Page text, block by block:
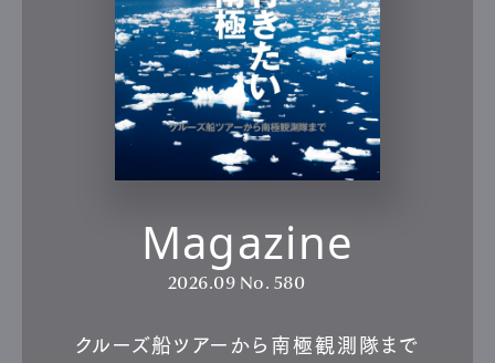
Magazine
2026.09 No. 580
クルーズ船ツアーから南極観測隊まで